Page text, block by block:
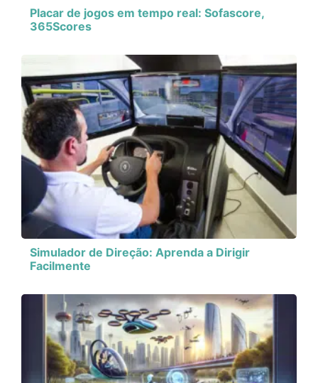
Placar de jogos em tempo real: Sofascore,
365Scores
Simulador de Direção: Aprenda a Dirigir
Facilmente